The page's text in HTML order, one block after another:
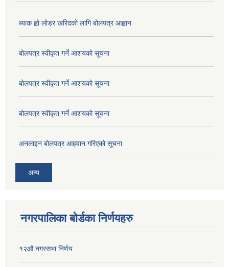
ब्याक ह्वो लोडर खरिदको लागि बोलपत्र आह्वान
बोलपत्र स्वीकृत गर्ने आशयको सूचना
बोलपत्र स्वीकृत गर्ने आशयको सूचना
बोलपत्र स्वीकृत गर्ने आशयको सूचना
अनलाइन बोलपत्र आहवान गरिएको सूचना
अन्य
नगरपालिका बोर्डका निर्णयहरु
१२औ नगरसभा निर्णय